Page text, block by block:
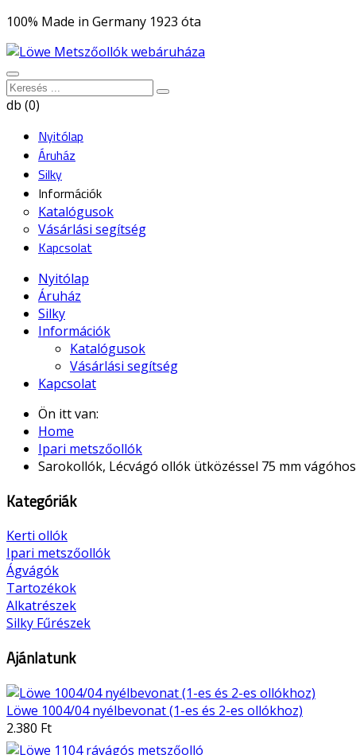
100% Made in Germany 1923 óta
db (0)
Nyitólap
Áruház
Silky
Információk
Katalógusok
Vásárlási segítség
Kapcsolat
Nyitólap
Áruház
Silky
Információk
Katalógusok
Vásárlási segítség
Kapcsolat
Ön itt van:
Home
Ipari metszőollók
Sarokollók, Lécvágó ollók ütközéssel 75 mm
Kategóriák
Kerti ollók
Ipari metszőollók
Ágvágók
Tartozékok
Alkatrészek
Silky Fűrészek
Ajánlatunk
Löwe 1004/04 nyélbevonat (1-es és 2-es ollókhoz)
2.380 Ft